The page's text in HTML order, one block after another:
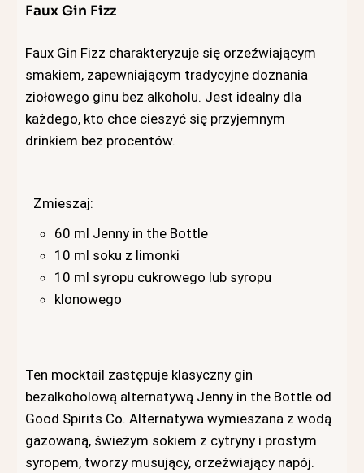
Faux Gin Fizz
Faux Gin Fizz charakteryzuje się orzeźwiającym
smakiem, zapewniającym tradycyjne doznania
ziołowego ginu bez alkoholu. Jest idealny dla
każdego, kto chce cieszyć się przyjemnym
drinkiem bez procentów.
Zmieszaj:
60 ml Jenny in the Bottle
10 ml soku z limonki
10 ml syropu cukrowego lub syropu
klonowego
Ten mocktail zastępuje klasyczny gin
bezalkoholową alternatywą Jenny in the Bottle od
Good Spirits Co. Alternatywa wymieszana z wodą
gazowaną, świeżym sokiem z cytryny i prostym
syropem, tworzy musujący, orzeźwiający napój.